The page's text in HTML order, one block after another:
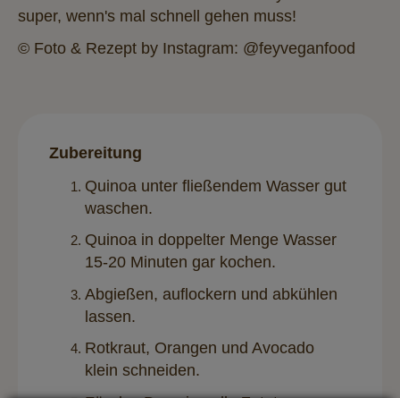
super, wenn's mal schnell gehen muss!
© Foto & Rezept by Instagram: @feyveganfood
Zubereitung
Quinoa unter fließendem Wasser gut
waschen.
Quinoa in doppelter Menge Wasser
15-20 Minuten gar kochen.
Abgießen, auflockern und abkühlen
lassen.
Rotkraut, Orangen und Avocado
klein schneiden.